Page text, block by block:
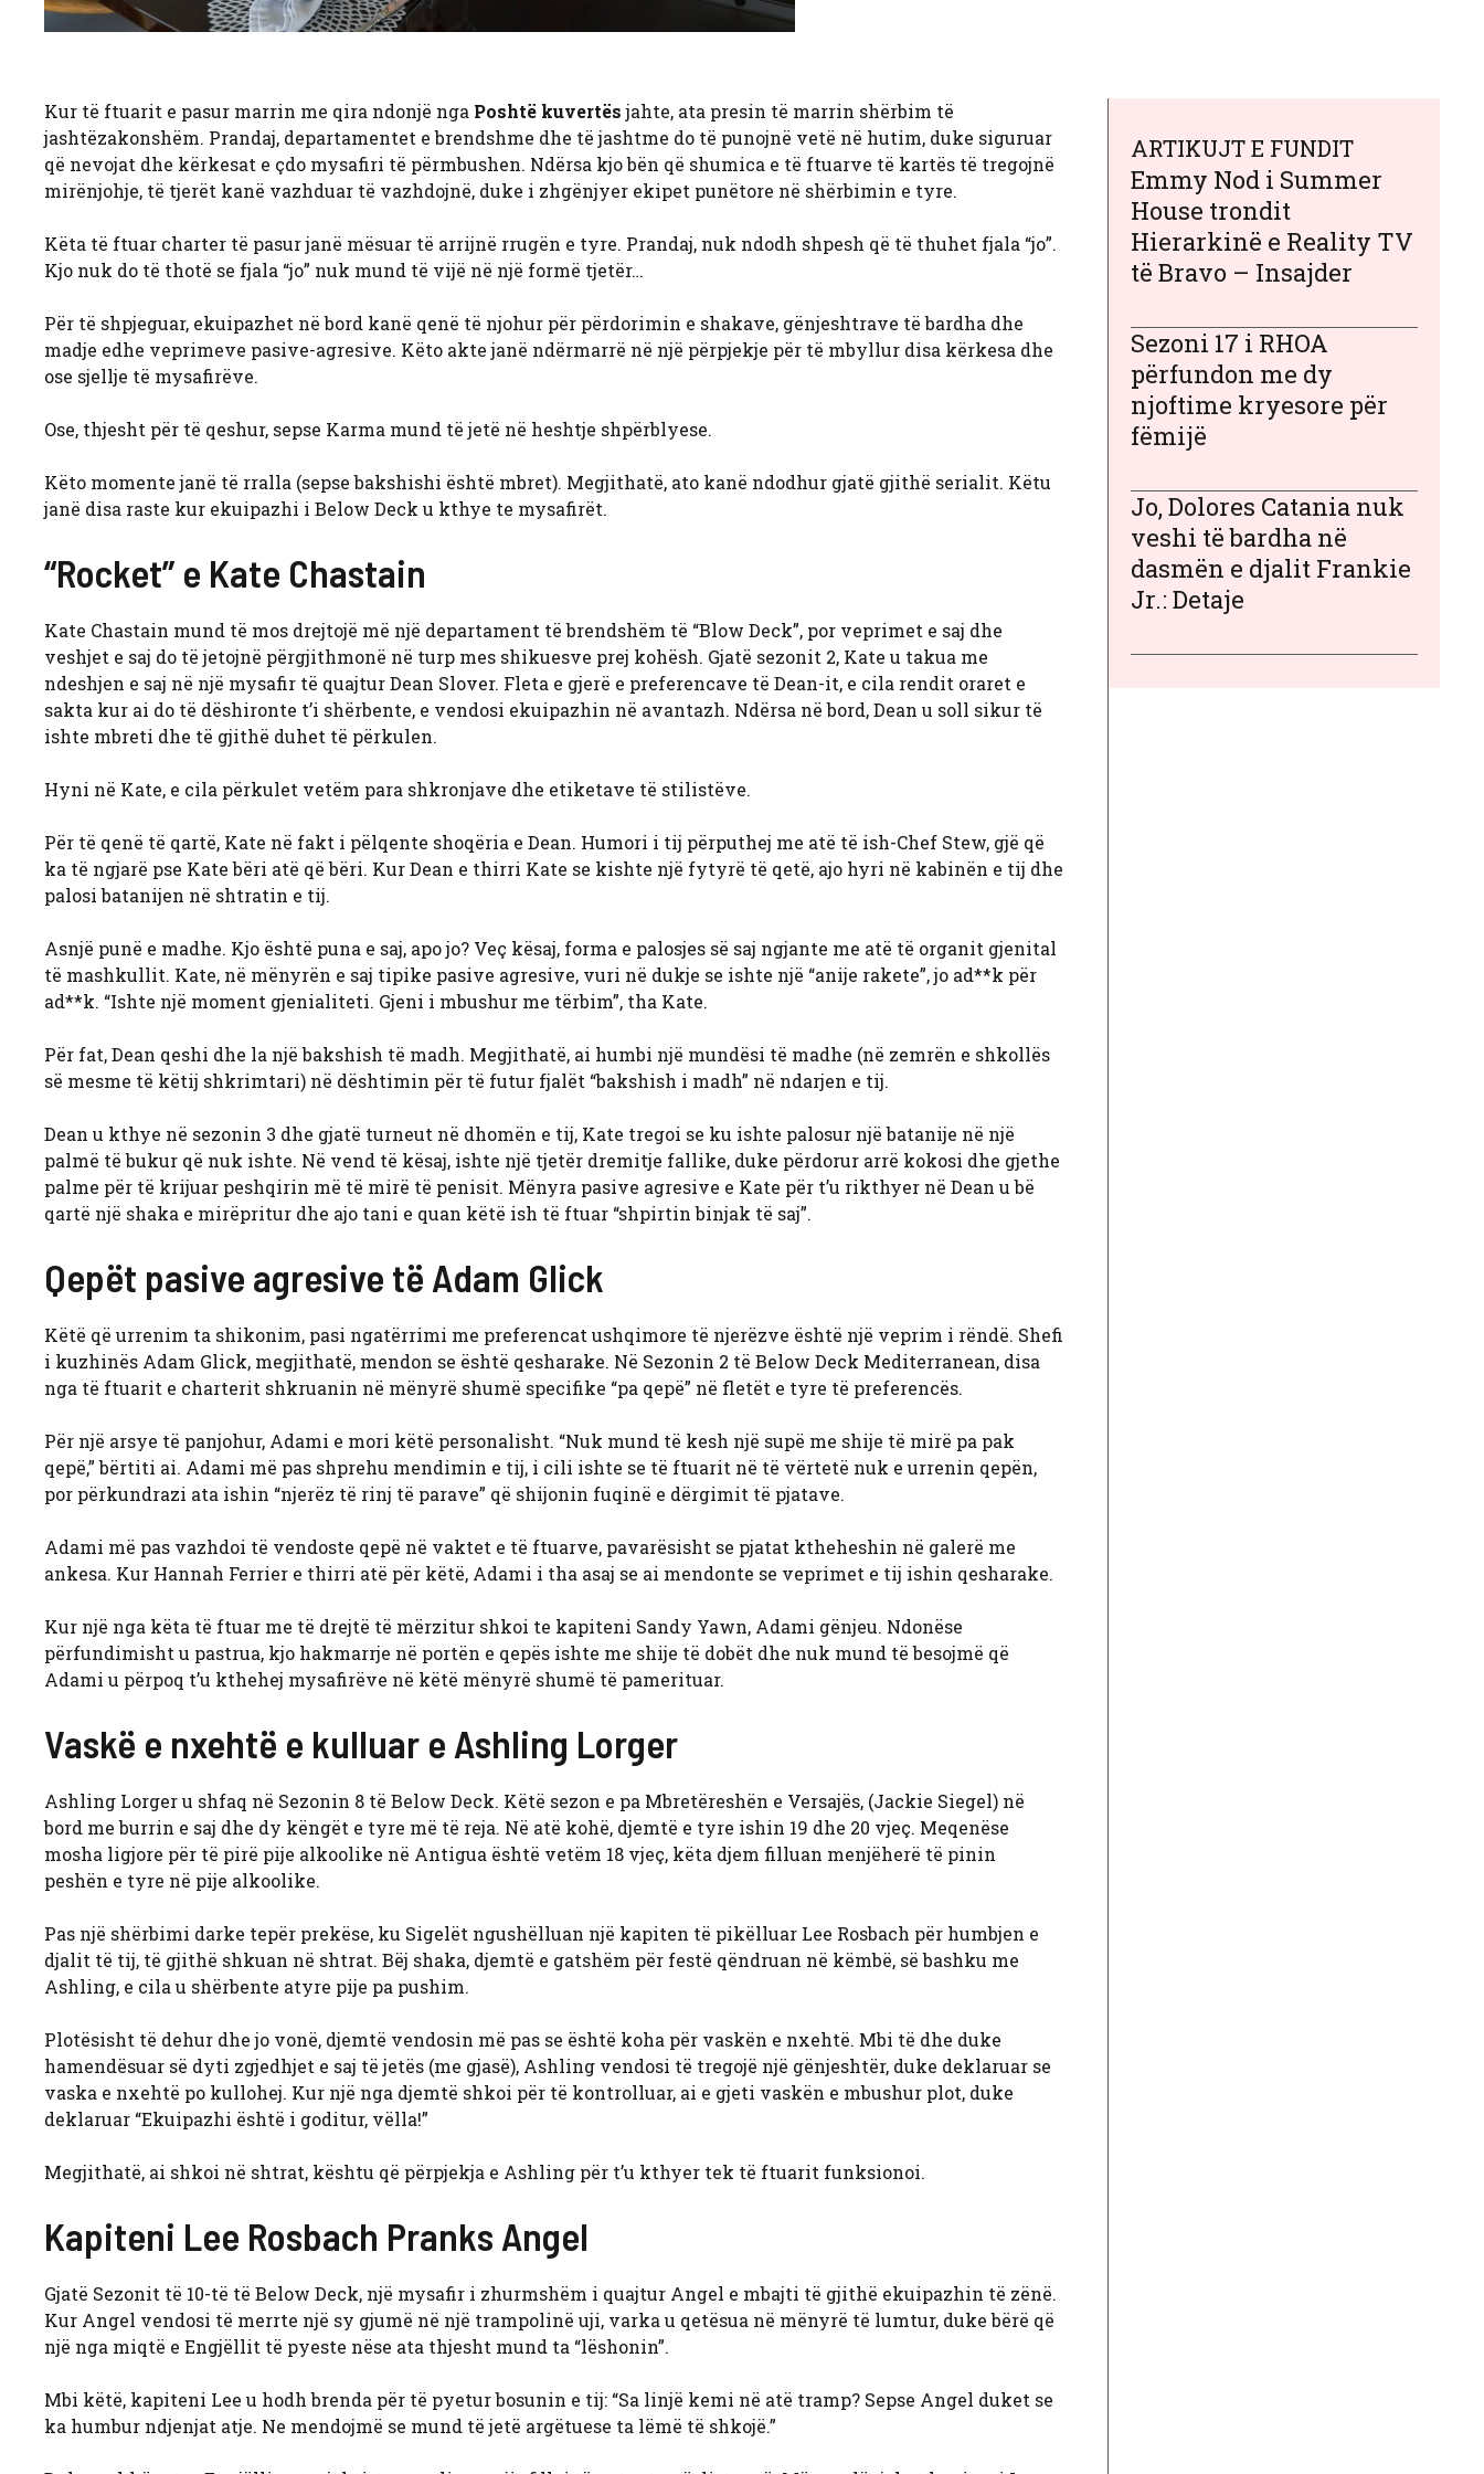
Kur të ftuarit e pasur marrin me qira ndonjë nga Poshtë kuvertësjahte, ata presin të marrin shërbim të
jashtëzakonshëm. Prandaj, departamentet e brendshme dhe të jashtme do të punojnë vetë në hutim, duke siguruar
që nevojat dhe kërkesat e çdo mysafiri të përmbushen. Ndërsa kjo bën që shumica e të ftuarve të kartës të tregojnë
mirënjohje, të tjerët kanë vazhduar të vazhdojnë, duke i zhgënjyer ekipet punëtore në shërbimin e tyre.
Këta të ftuar charter të pasur janë mësuar të arrijnë rrugën e tyre. Prandaj, nuk ndodh shpesh që të thuhet fjala “jo”.
Kjo nuk do të thotë se fjala “jo” nuk mund të vijë në një formë tjetër…
Për të shpjeguar, ekuipazhet në bord kanë qenë të njohur për përdorimin e shakave, gënjeshtrave të bardha dhe
madje edhe veprimeve pasive-agresive. Këto akte janë ndërmarrë në një përpjekje për të mbyllur disa kërkesa dhe
ose sjellje të mysafirëve.
Ose, thjesht për të qeshur, sepse Karma mund të jetë në heshtje shpërblyese.
Këto momente janë të rralla (sepse bakshishi është mbret). Megjithatë, ato kanë ndodhur gjatë gjithë serialit. Këtu
janë disa raste kur ekuipazhi i Below Deck u kthye te mysafirët.
“Rocket” e Kate Chastain
Kate Chastain mund të mos drejtojë më një departament të brendshëm të “Blow Deck”, por veprimet e saj dhe
veshjet e saj do të jetojnë përgjithmonë në turp mes shikuesve prej kohësh. Gjatë sezonit 2, Kate u takua me
ndeshjen e saj në një mysafir të quajtur Dean Slover. Fleta e gjerë e preferencave të Dean-it, e cila rendit oraret e
sakta kur ai do të dëshironte t’i shërbente, e vendosi ekuipazhin në avantazh. Ndërsa në bord, Dean u soll sikur të
ishte mbreti dhe të gjithë duhet të përkulen.
Hyni në Kate, e cila përkulet vetëm para shkronjave dhe etiketave të stilistëve.
Për të qenë të qartë, Kate në fakt i pëlqente shoqëria e Dean. Humori i tij përputhej me atë të ish-Chef Stew, gjë që
ka të ngjarë pse Kate bëri atë që bëri. Kur Dean e thirri Kate se kishte një fytyrë të qetë, ajo hyri në kabinën e tij dhe
palosi batanijen në shtratin e tij.
Asnjë punë e madhe. Kjo është puna e saj, apo jo? Veç kësaj, forma e palosjes së saj ngjante me atë të organit gjenital
të mashkullit. Kate, në mënyrën e saj tipike pasive agresive, vuri në dukje se ishte një “anije rakete”, jo ad**k për
ad**k. “Ishte një moment gjenialiteti. Gjeni i mbushur me tërbim”, tha Kate.
Për fat, Dean qeshi dhe la një bakshish të madh. Megjithatë, ai humbi një mundësi të madhe (në zemrën e shkollës
së mesme të këtij shkrimtari) në dështimin për të futur fjalët “bakshish i madh” në ndarjen e tij.
Dean u kthye në sezonin 3 dhe gjatë turneut në dhomën e tij, Kate tregoi se ku ishte palosur një batanije në një
palmë të bukur që nuk ishte. Në vend të kësaj, ishte një tjetër dremitje fallike, duke përdorur arrë kokosi dhe gjethe
palme për të krijuar peshqirin më të mirë të penisit. Mënyra pasive agresive e Kate për t’u rikthyer në Dean u bë
qartë një shaka e mirëpritur dhe ajo tani e quan këtë ish të ftuar “shpirtin binjak të saj”.
Qepët pasive agresive të Adam Glick
Këtë që urrenim ta shikonim, pasi ngatërrimi me preferencat ushqimore të njerëzve është një veprim i rëndë. Shefi
i kuzhinës Adam Glick, megjithatë, mendon se është qesharake. Në Sezonin 2 të Below Deck Mediterranean, disa
nga të ftuarit e charterit shkruanin në mënyrë shumë specifike “pa qepë” në fletët e tyre të preferencës.
Për një arsye të panjohur, Adami e mori këtë personalisht. “Nuk mund të kesh një supë me shije të mirë pa pak
qepë,” bërtiti ai. Adami më pas shprehu mendimin e tij, i cili ishte se të ftuarit në të vërtetë nuk e urrenin qepën,
por përkundrazi ata ishin “njerëz të rinj të parave” që shijonin fuqinë e dërgimit të pjatave.
Adami më pas vazhdoi të vendoste qepë në vaktet e të ftuarve, pavarësisht se pjatat ktheheshin në galerë me
ankesa. Kur Hannah Ferrier e thirri atë për këtë, Adami i tha asaj se ai mendonte se veprimet e tij ishin qesharake.
Kur një nga këta të ftuar me të drejtë të mërzitur shkoi te kapiteni Sandy Yawn, Adami gënjeu. Ndonëse
përfundimisht u pastrua, kjo hakmarrje në portën e qepës ishte me shije të dobët dhe nuk mund të besojmë që
Adami u përpoq t’u kthehej mysafirëve në këtë mënyrë shumë të pamerituar.
Vaskë e nxehtë e kulluar e Ashling Lorger
Ashling Lorger u shfaq në Sezonin 8 të Below Deck. Këtë sezon e pa Mbretëreshën e Versajës, (Jackie Siegel) në
bord me burrin e saj dhe dy këngët e tyre më të reja. Në atë kohë, djemtë e tyre ishin 19 dhe 20 vjeç. Meqenëse
mosha ligjore për të pirë pije alkoolike në Antigua është vetëm 18 vjeç, këta djem filluan menjëherë të pinin
peshën e tyre në pije alkoolike.
Pas një shërbimi darke tepër prekëse, ku Sigelët ngushëlluan një kapiten të pikëlluar Lee Rosbach për humbjen e
djalit të tij, të gjithë shkuan në shtrat. Bëj shaka, djemtë e gatshëm për festë qëndruan në këmbë, së bashku me
Ashling, e cila u shërbente atyre pije pa pushim.
Plotësisht të dehur dhe jo vonë, djemtë vendosin më pas se është koha për vaskën e nxehtë. Mbi të dhe duke
hamendësuar së dyti zgjedhjet e saj të jetës (me gjasë), Ashling vendosi të tregojë një gënjeshtër, duke deklaruar se
vaska e nxehtë po kullohej. Kur një nga djemtë shkoi për të kontrolluar, ai e gjeti vaskën e mbushur plot, duke
deklaruar “Ekuipazhi është i goditur, vëlla!”
Megjithatë, ai shkoi në shtrat, kështu që përpjekja e Ashling për t’u kthyer tek të ftuarit funksionoi.
Kapiteni Lee Rosbach Pranks Angel
Gjatë Sezonit të 10-të të Below Deck, një mysafir i zhurmshëm i quajtur Angel e mbajti të gjithë ekuipazhin të zënë.
Kur Angel vendosi të merrte një sy gjumë në një trampolinë uji, varka u qetësua në mënyrë të lumtur, duke bërë që
një nga miqtë e Engjëllit të pyeste nëse ata thjesht mund ta “lëshonin”.
Mbi këtë, kapiteni Lee u hodh brenda për të pyetur bosunin e tij: “Sa linjë kemi në atë tramp? Sepse Angel duket se
ka humbur ndjenjat atje. Ne mendojmë se mund të jetë argëtuese ta lëmë të shkojë.”
ARTIKUJT E FUNDIT
Emmy Nod i Summer
House trondit
Hierarkinë e Reality TV
të Bravo – Insajder
Sezoni 17 i RHOA
përfundon me dy
njoftime kryesore për
fëmijë
Jo, Dolores Catania nuk
veshi të bardha në
dasmën e djalit Frankie
Jr.: Detaje